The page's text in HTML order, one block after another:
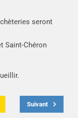
seront
Saint-Chéron
Suivant